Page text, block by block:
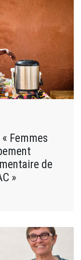
Femmes
de
»